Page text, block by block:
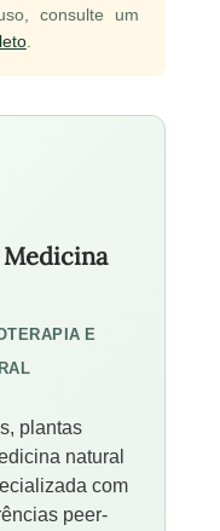
consulte um
.
E
plantas
natural
com
peer-